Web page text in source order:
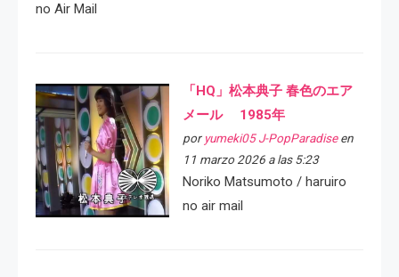
no Air Mail
「HQ」松本典子 春色のエア
メール 1985年
por yumeki05 J-PopParadiseen
11 marzo 2026 a las 5:23
Noriko Matsumoto / haruiro
no air mail